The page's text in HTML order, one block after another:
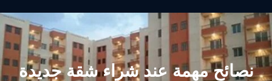
نصائح مهمة عند شراء شقة جديدة